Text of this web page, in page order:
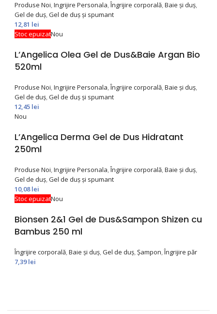
Produse Noi,Ingrijire Personala,Îngrijire corporală,Baie și duș,
Gel de duș,Gel de duș și spumant
12,81 lei
Stoc epuizatNou
L’Angelica Olea Gel de Dus&Baie Argan Bio
520ml
Produse Noi,Ingrijire Personala,Îngrijire corporală,Baie și duș,
Gel de duș,Gel de duș și spumant
12,45 lei
Nou
L’Angelica Derma Gel de Dus Hidratant
250ml
Produse Noi,Ingrijire Personala,Îngrijire corporală,Baie și duș,
Gel de duș,Gel de duș și spumant
10,08lei
Stoc epuizatNou
Bionsen 2&1 Gel de Dus&Sampon Shizen cu
Bambus 250 ml
Îngrijire corporală,Baie și duș,Gel de duș,Şampon,Îngrijire păr
7,39lei